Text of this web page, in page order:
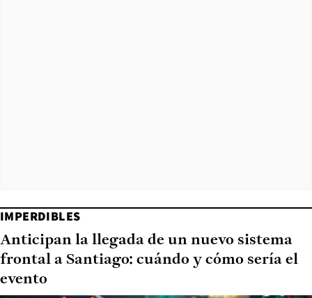
IMPERDIBLES
Anticipan la llegada de un nuevo sistema
frontal a Santiago: cuándo y cómo sería el
evento